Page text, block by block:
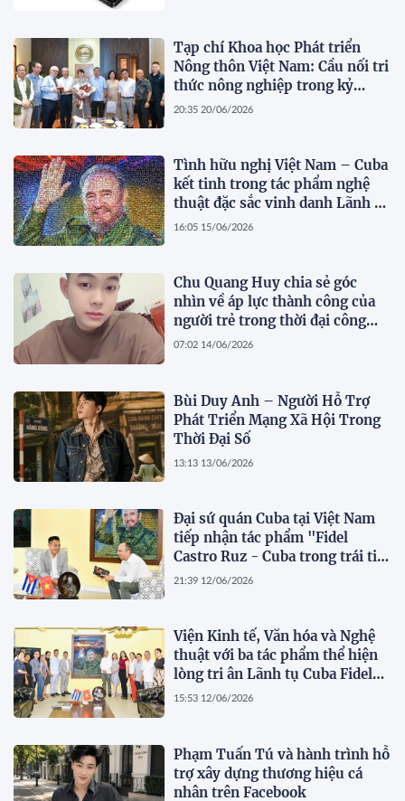
Tạp chí Khoa học Phát triển
Nông thôn Việt Nam: Cầu nối tri
thức nông nghiệp trong kỷ
nguyên số
20:35 20/06/2026
Tình hữu nghị Việt Nam – Cuba
kết tinh trong tác phẩm nghệ
thuật đặc sắc vinh danh Lãnh tụ
Fidel Castro
16:05 15/06/2026
Chu Quang Huy chia sẻ góc
nhìn về áp lực thành công của
người trẻ trong thời đại công
nghệ số
07:02 14/06/2026
Bùi Duy Anh – Người Hỗ Trợ
Phát Triển Mạng Xã Hội Trong
Thời Đại Số
13:13 13/06/2026
Đại sứ quán Cuba tại Việt Nam
tiếp nhận tác phẩm "Fidel
Castro Ruz - Cuba trong trái tim
người Việt"
21:39 12/06/2026
Viện Kinh tế, Văn hóa và Nghệ
thuật với ba tác phẩm thể hiện
lòng tri ân Lãnh tụ Cuba Fidel
Castro Ruz
15:53 12/06/2026
Phạm Tuấn Tú và hành trình hỗ
trợ xây dựng thương hiệu cá
nhân trên Facebook